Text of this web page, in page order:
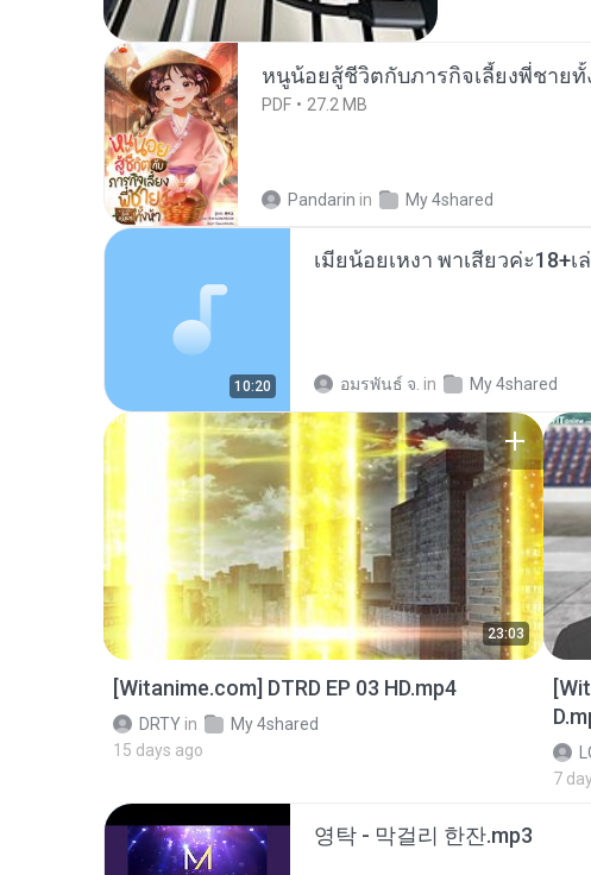
หนูน้อยสู้ชีวิตกับภารกิจเลี้ยงพี่ชายทั้
PDF 27.2 MB
Pandarin in My 4shared
10:20 อมรพันธ์ จ. in My 4shared
23:03
[Witanime.com] DTRD EP 03 HD.mp4
DRTY in
My 4shared
15 days ago
7
영탁 - 막걸리 한잔.mp3